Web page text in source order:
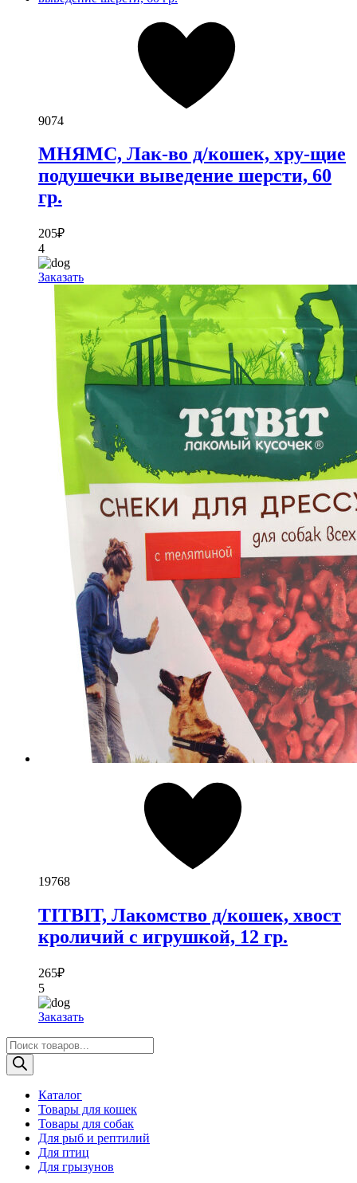
9074
МНЯМС, Лак-во д/кошек, хру-щие
подушечки выведение шерсти, 60
гр.
205₽
4
Заказать
19768
TITBIT, Лакомство д/кошек, хвост
кроличий с игрушкой, 12 гр.
265₽
5
Заказать
Поиск
товаров
Каталог
Товары для кошек
Товары для собак
Для рыб и рептилий
Для птиц
Для грызунов